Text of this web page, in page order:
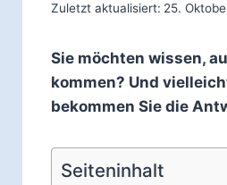
Zuletzt aktualisiert: 25.
Sie möchten wissen,
kommen? Und
bekommen Sie die
Seiteninhalt